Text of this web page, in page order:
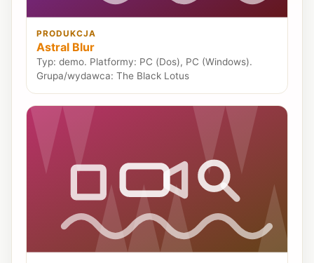
PRODUKCJA
Astral Blur
Typ: demo. Platformy: PC (Dos), PC (Windows).
Grupa/wydawca: The Black Lotus